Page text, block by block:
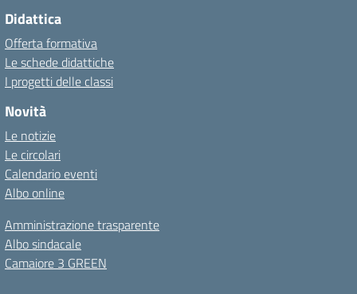
Didattica
Offerta formativa
Le schede didattiche
I progetti delle classi
Novità
Le notizie
Le circolari
Calendario eventi
Albo online
Amministrazione trasparente
Albo sindacale
Camaiore 3 GREEN